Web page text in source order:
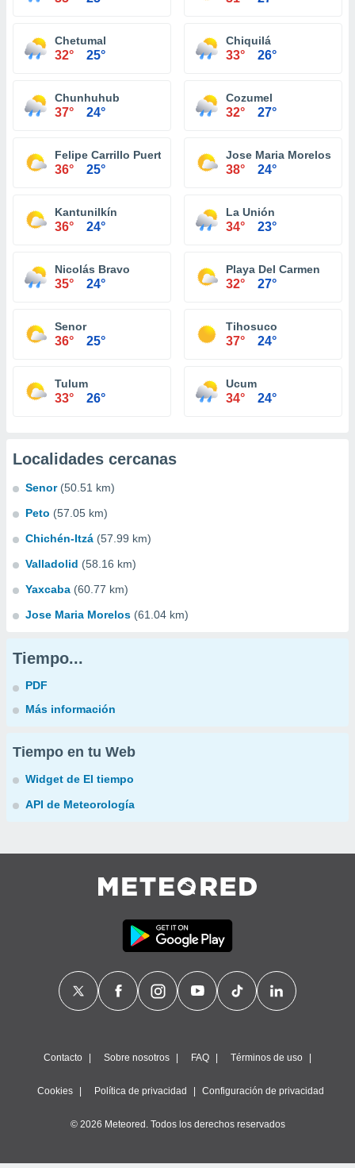
Chetumal
32° 25°
Chiquilá
33° 26°
Chunhuhub
37° 24°
Cozumel
32° 27°
Felipe Carrillo Puerto
36° 25°
Jose Maria Morelos
38° 24°
Kantunilkín
36° 24°
La Unión
34° 23°
Nicolás Bravo
35° 24°
Playa Del Carmen
32° 27°
Senor
36° 25°
Tihosuco
37° 24°
Tulum
33° 26°
Ucum
34° 24°
Localidades cercanas
Senor (50.51 km)
Peto (57.05 km)
Chichén-Itzá (57.99 km)
Valladolid (58.16 km)
Yaxcaba (60.77 km)
Jose Maria Morelos (61.04 km)
Tiempo...
PDF
Más información
Tiempo en tu Web
Widget de El tiempo
API de Meteorología
Contacto Sobre nosotros FAQ Términos de uso
Cookies Política de privacidad Configuración de privacidad
© 2026 Meteored. Todos los derechos reservados